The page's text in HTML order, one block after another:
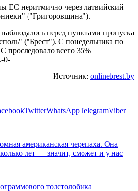
ЕС неритмично через латвийский
("Григоровщина").
перед пунктами пропуска
("Брест"). С понедельника по
проследовало всего 35%
0-
Источник: onlinebrest.by
TwitterWhatsAppTelegramViber
американская черепаха. Она
лет — значит, сможет и у нас
толстолобика